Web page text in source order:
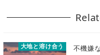
大地と溶け合う 不機嫌